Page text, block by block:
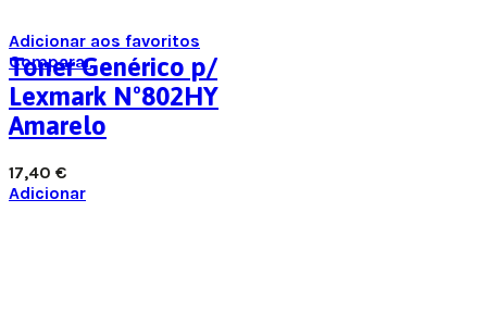
Adicionar aos favoritos
Comparar
Toner Genérico p/
Lexmark Nº802HY
Amarelo
17,40 €
Adicionar